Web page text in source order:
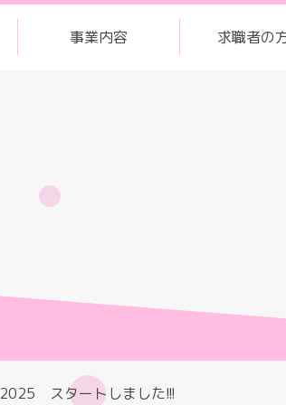
事業内容 求職者の
2025 スタートしました!!!